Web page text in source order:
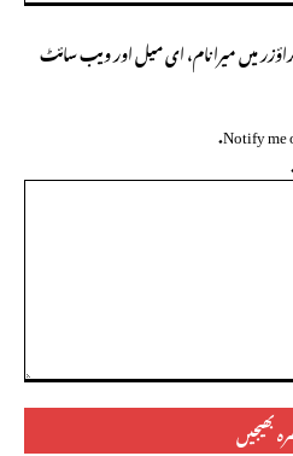
میں میرا نام، ای میل اور ویب سائٹ
Notify